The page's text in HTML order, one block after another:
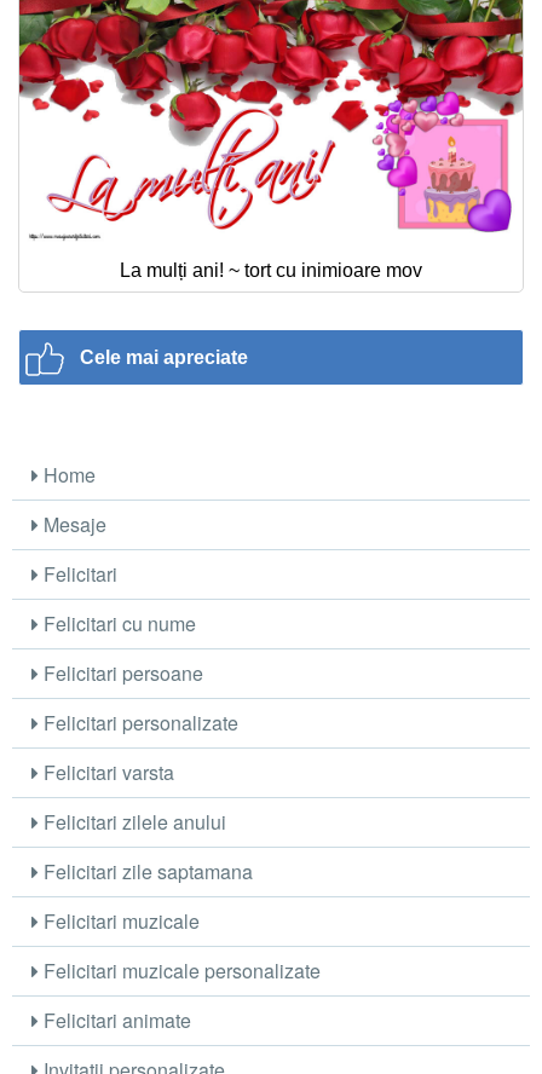
La mulți ani! ~ tort cu inimioare mov
Cele mai apreciate
Home
Mesaje
Felicitari
Felicitari cu nume
Felicitari persoane
Felicitari personalizate
Felicitari varsta
Felicitari zilele anului
Felicitari zile saptamana
Felicitari muzicale
Felicitari muzicale personalizate
Felicitari animate